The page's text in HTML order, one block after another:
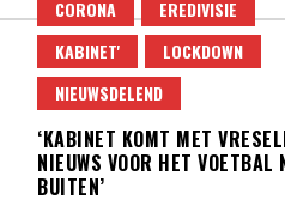
CORONA
EREDIVISIE
KABINET'
LOCKDOWN
NIEUWSDELEND
‘KABINET KOMT MET
NIEUWS VOOR HET VOETBAL
BUITEN’